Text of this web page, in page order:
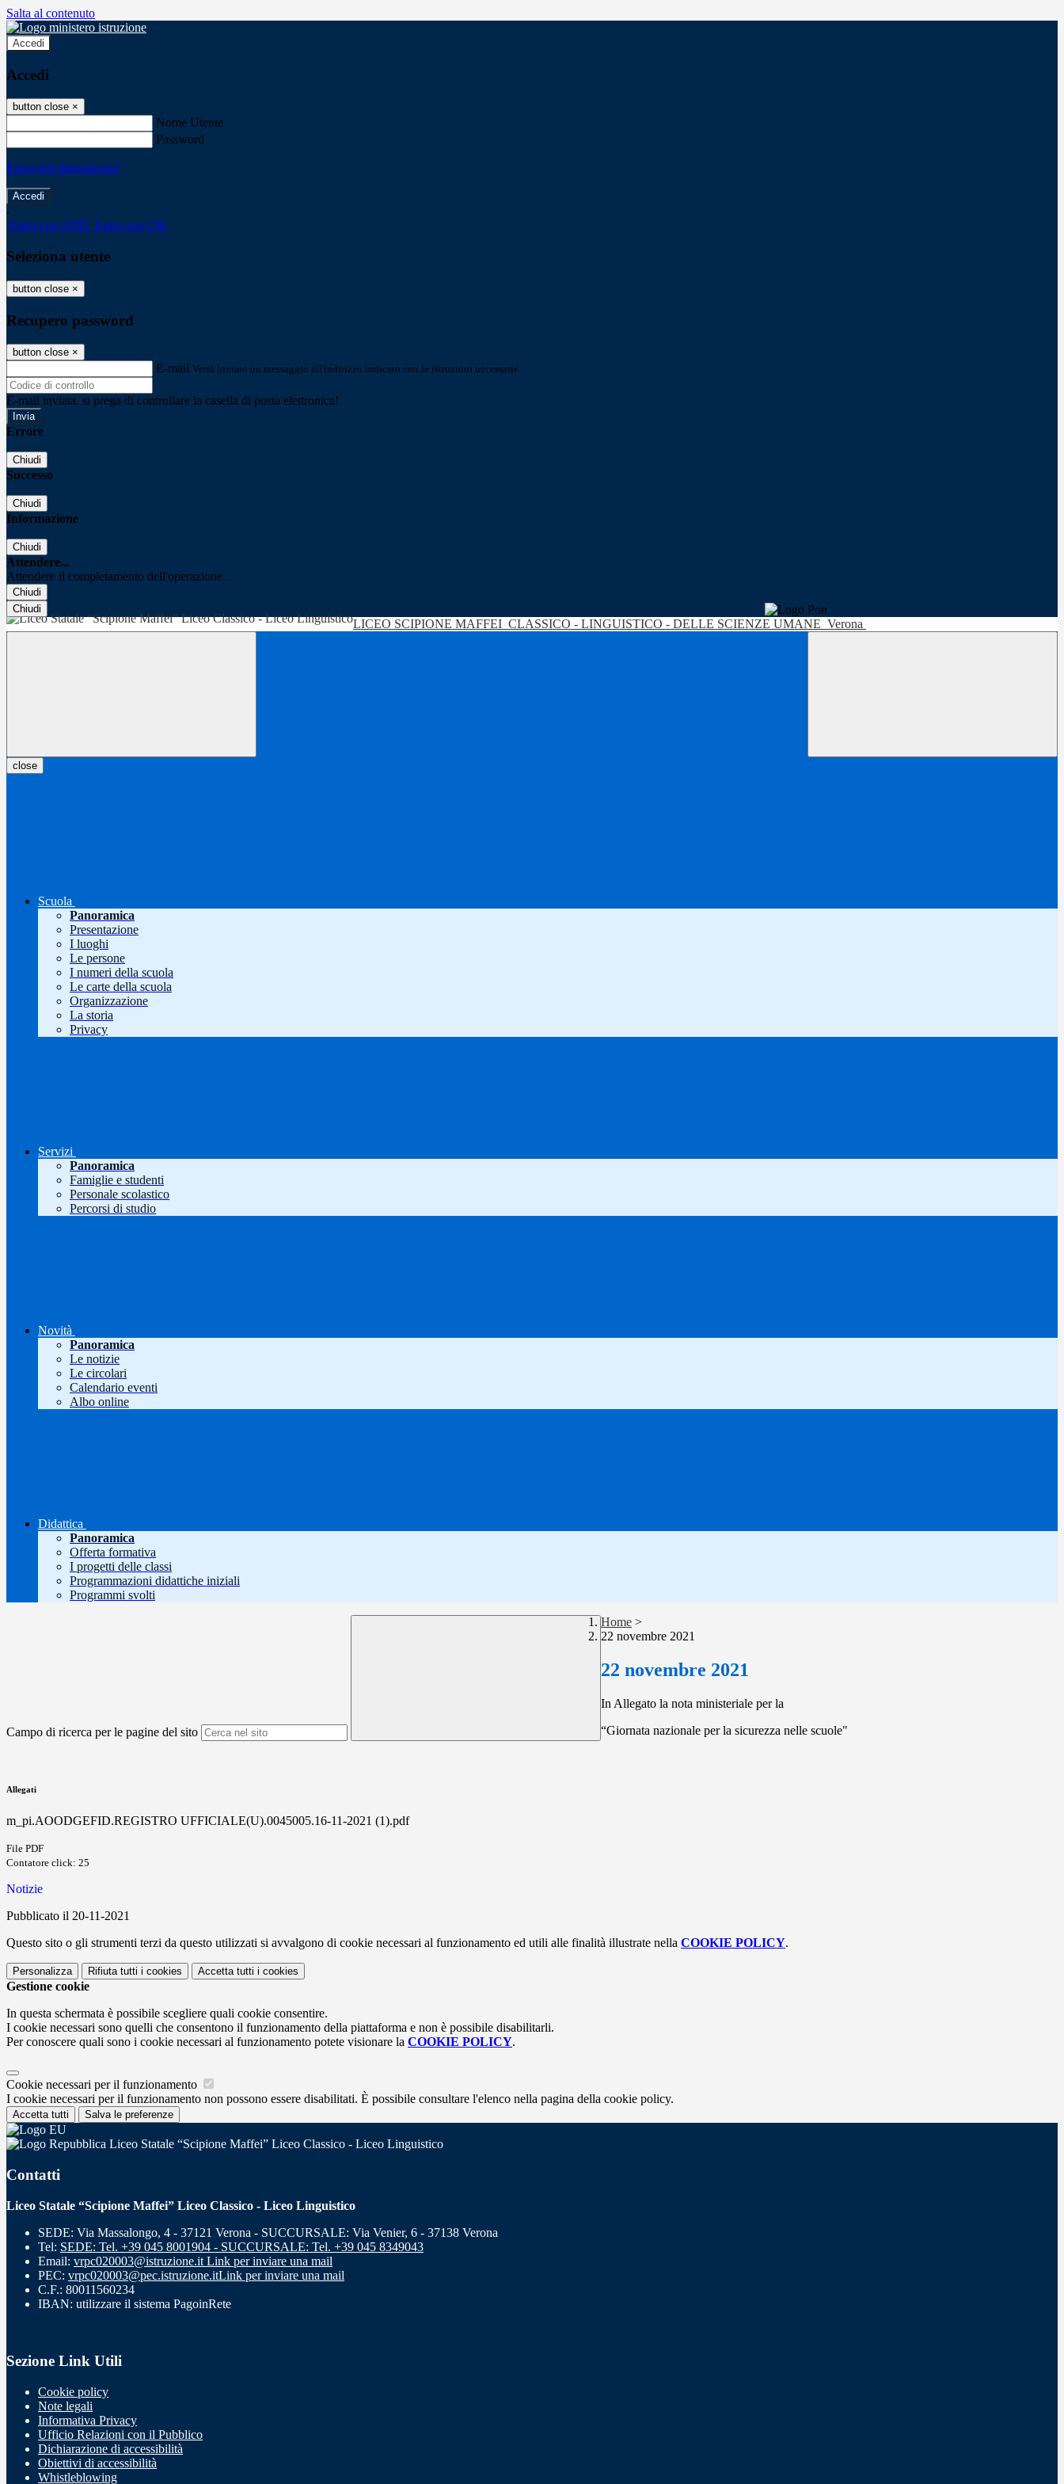
Salta al contenuto
Accedi
Accedi
button close ×
Nome Utente
Password
Password dimenticata?
-
Entra con SPID Entra con CIE
Seleziona utente
button close ×
Recupero password
button close ×
E-mail Verrà inviato un messaggio all'indirizzo indicato con le istruzioni necessarie.
E-mail inviata, si prega di controllare la casella di posta elettronica!
Errore
Chiudi
Successo
Chiudi
Informazione
Chiudi
Attendere...
Attendere il completamento dell'operazione...
Chiudi
Chiudi
LICEO SCIPIONE MAFFEI CLASSICO - LINGUISTICO - DELLE SCIENZE UMANE Verona
close
Scuola
Panoramica
Presentazione
I luoghi
Le persone
I numeri della scuola
Le carte della scuola
Organizzazione
La storia
Privacy
Servizi
Panoramica
Famiglie e studenti
Personale scolastico
Percorsi di studio
Novità
Panoramica
Le notizie
Le circolari
Calendario eventi
Albo online
Didattica
Panoramica
Offerta formativa
I progetti delle classi
Programmazioni didattiche iniziali
Programmi svolti
Campo di ricerca per le pagine del sito
Home >
22 novembre 2021
22 novembre 2021
In Allegato la nota ministeriale per la
“Giornata nazionale per la sicurezza nelle scuole"
Allegati
m_pi.AOODGEFID.REGISTRO UFFICIALE(U).0045005.16-11-2021 (1).pdf
File PDF
Contatore click: 25
Notizie
Pubblicato il 20-11-2021
Questo sito o gli strumenti terzi da questo utilizzati si avvalgono di cookie necessari al funzionamento ed utili alle finalità illustrate nella COOKIE POLICY.
Personalizza Rifiuta tutti i cookies Accetta tutti i cookies
Gestione cookie
In questa schermata è possibile scegliere quali cookie consentire.
I cookie necessari sono quelli che consentono il funzionamento della piattaforma e non è possibile disabilitarli.
Per conoscere quali sono i cookie necessari al funzionamento potete visionare la COOKIE POLICY.
Cookie necessari per il funzionamento
I cookie necessari per il funzionamento non possono essere disabilitati. È possibile consultare l'elenco nella pagina della cookie policy.
Accetta tutti Salva le preferenze
Liceo Statale “Scipione Maffei” Liceo Classico - Liceo Linguistico
Contatti
Liceo Statale “Scipione Maffei” Liceo Classico - Liceo Linguistico
SEDE: Via Massalongo, 4 - 37121 Verona - SUCCURSALE: Via Venier, 6 - 37138 Verona
Tel: SEDE: Tel. +39 045 8001904 - SUCCURSALE: Tel. +39 045 8349043
Email: vrpc020003@istruzione.it Link per inviare una mail
PEC: vrpc020003@pec.istruzione.itLink per inviare una mail
C.F.: 80011560234
IBAN: utilizzare il sistema PagoinRete
Sezione Link Utili
Cookie policy
Note legali
Informativa Privacy
Ufficio Relazioni con il Pubblico
Dichiarazione di accessibilità
Obiettivi di accessibilità
Whistleblowing